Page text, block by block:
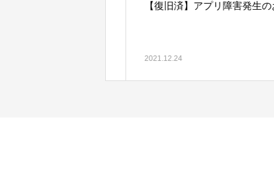
【復旧済】アプリ障害発生のお知
2021.12.24